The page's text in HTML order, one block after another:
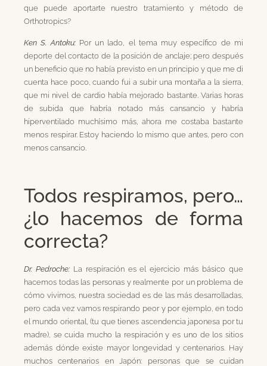
que puede aportarte nuestro tratamiento y método de
Orthotropics?
Ken S. Antoku:Por un lado, el tema muy específico de mi
deporte del contacto de la posición de anclaje; pero después
un beneficio que no había previsto en un principio y que me di
cuenta hace poco, cuando fui a subir una montaña a la sierra,
que mi nivel de cardio había mejorado bastante. Varias horas
de subida que habría notado más cansancio y habría
hiperventilado muchísimo más, ahora me costaba bastante
menos respirar. Estoy haciendo lo mismo que antes, pero con
menos cansancio.
Todos respiramos, pero…
¿lo hacemos de forma
correcta?
Dr. Pedroche: La respiración es el ejercicio más básico que
hacemos todas las personas y realmente por un problema de
cómo vivimos, nuestra sociedad es de las más desarrolladas,
pero cada vez vamos respirando peor y por ejemplo, en todo
el mundo oriental, (tu que tienes ascendencia japonesa por tu
madre), se cuida mucho la respiración y es uno de los sitios
además dónde existe mayor longevidad y centenarios. Hay
muchos centenarios en Japón: personas que se cuidan